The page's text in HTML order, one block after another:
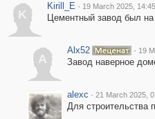
K
Kirill_E · 19 March 2025, 14:45
Цементный завод был
A
Alx52 · 19
Завод наверное
alexc · 21 March 2025,
Для строительства